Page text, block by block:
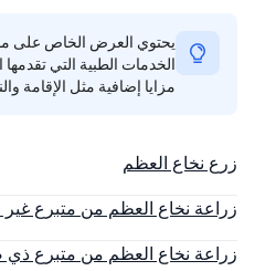
يحتوي العرض الخاص على
الخدمات الطبية التي تقدمها
مزايا إضافية مثل الإقامة
زرع نخاع العظم
زراعة نخاع العظم من متبرع
زراعة نخاع العظم من متبرع ذي